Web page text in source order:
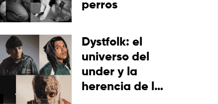
perros
Dystfolk: el
universo del
under y la
herencia de la